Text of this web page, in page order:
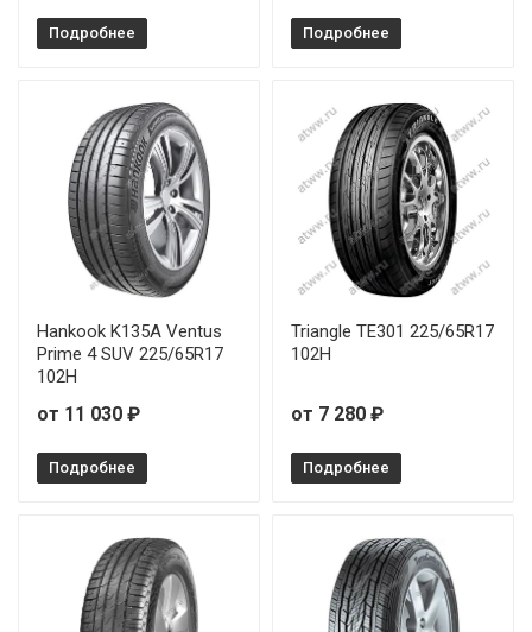
Подробнее Подробнее
Hankook K135A Ventus
Prime 4 SUV 225/65R17
102H
от 11 030 ₽
Подробнее
Triangle TE301 225/65R17
102H
от 7 280 ₽
Подробнее